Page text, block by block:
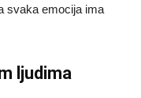
svaka emocija ima
ljudima